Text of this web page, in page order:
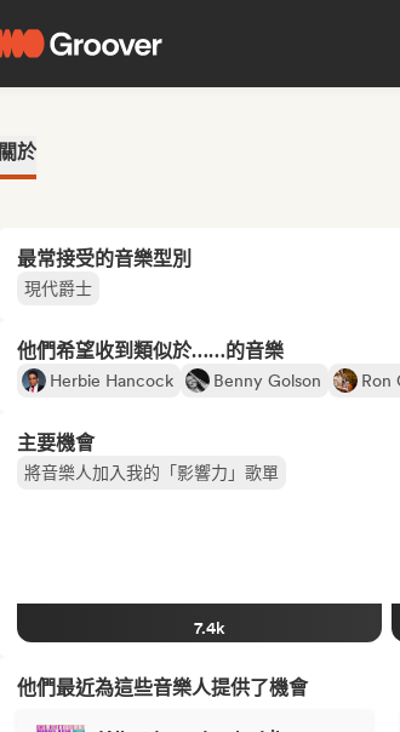
關於
最常接受的音樂型別
現代爵士
他們希望收到類似於……的音樂
Herbie Hancock Benny Golson Ron
主要機會
將音樂人加入我的「影響力」歌單
7.4k
他們最近為這些音樂人提供了機會